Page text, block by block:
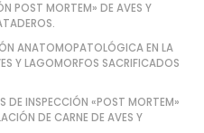
POST MORTEM» DE AVES Y
ANATOMOPATOLÓGICA EN LA
Y LAGOMORFOS SACRIFICADOS
INSPECCIÓN «POST MORTEM»
DE CARNE DE AVES Y